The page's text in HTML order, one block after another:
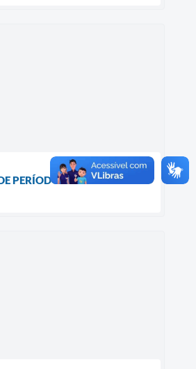
PERÍODO DE ESTIAGEM